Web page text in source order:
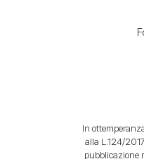
In
alla L.124/
pubblicazione